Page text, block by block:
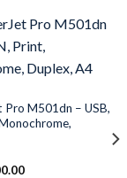
Pro M501dn – USB,